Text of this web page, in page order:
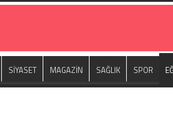
SİYASET MAGAZİN SAĞLIK SPOR